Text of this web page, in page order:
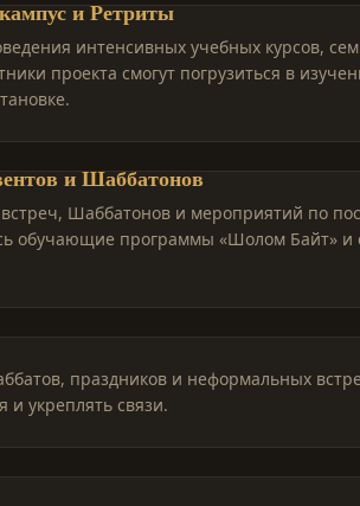
и Ретриты
интенсивных учебных курсов,
проекта смогут погрузиться в
и Шаббатонов
Шаббатонов и мероприятий по
обучающие программы «Шолом Байт» и
праздников и неформальных
и укреплять связи.